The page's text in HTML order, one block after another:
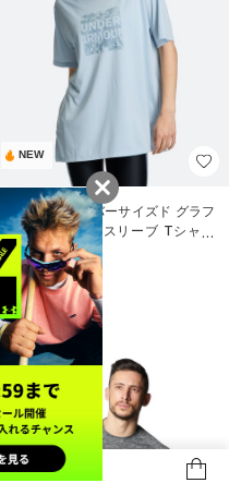
NEW
UAテック オーバーサイズド グラフ
ィック ショートスリーブ Tシャツ
（トレーニング/WOMEN）
￥4,950